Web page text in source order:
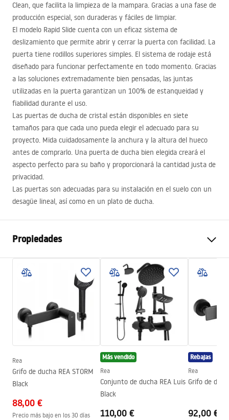
Clean, que facilita la limpieza de la mampara. Gracias a una fase de
producción especial, son duraderas y fáciles de limpiar.
El modelo Rapid Slide cuenta con un eficaz sistema de
deslizamiento que permite abrir y cerrar la puerta con facilidad. La
puerta tiene rodillos superiores simples. El sistema de rodaje está
diseñado para funcionar perfectamente en todo momento. Gracias
a las soluciones extremadamente bien pensadas, las juntas
utilizadas en la puerta garantizan un 100% de estanqueidad y
fiabilidad durante el uso.
Las puertas de ducha de cristal están disponibles en siete
tamaños para que cada uno pueda elegir el adecuado para su
proyecto. Mida cuidadosamente la anchura y la altura del hueco
antes de comprarlo. Una puerta de ducha bien elegida creará el
aspecto perfecto para su baño y proporcionará la cantidad justa de
privacidad.
Las puertas son adecuadas para su instalación en el suelo con un
desagüe lineal, así como en un plato de ducha.
Propiedades
Método de apertura de la
puerta
Corredera
160
Dirección de la puerta
Universal
Espesor del vidrio
6 mm
Altura de la puerta de la
195cm
Material de perfil
Material del mango
Revestimiento Easy Clean
Rea
Grifo de ducha REA STORM
Black
88,00 €
Precio más bajo en los 30 días
Más vendido
Rea
Conjunto de ducha REA Luis
Black
110,00 €
Rebajas
Rea
Grifo de
92,00 €